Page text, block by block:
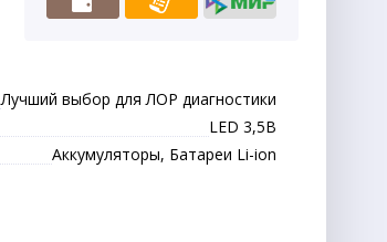
Лучший выбор для ЛОР диагностики
LED 3,5В
Аккумуляторы, Батареи Li-ion